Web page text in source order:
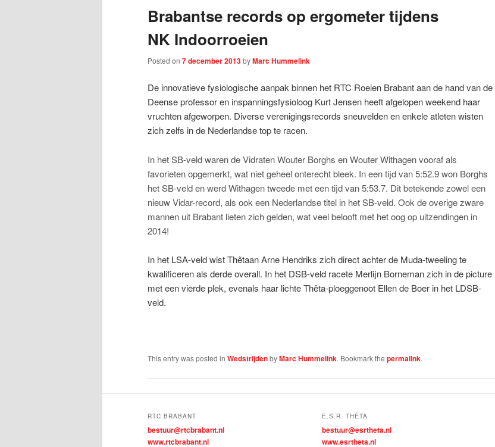
Brabantse records op ergometer tijdens
NK Indoorroeien
Posted on 7 december 2013byMarc Hummelink
De innovatieve fysiologische aanpak binnen het RTC Roeien Brabant aan de hand van de
Deense professor en inspanningsfysioloog Kurt Jensen heeft afgelopen weekend haar
vruchten afgeworpen. Diverse verenigingsrecords sneuvelden en enkele atleten wisten
zich zelfs in de Nederlandse top te racen.
In het SB-veld waren de Vidraten Wouter Borghs en Wouter Withagen vooraf als
favorieten opgemerkt, wat niet geheel onterecht bleek. In een tijd van 5:52.9 won Borghs
het SB-veld en werd Withagen tweede met een tijd van 5:53.7. Dit betekende zowel een
nieuw Vidar-record, als ook een Nederlandse titel in het SB-veld. Ook de overige zware
mannen uit Brabant lieten zich gelden, wat veel belooft met het oog op uitzendingen in
2014!
In het LSA-veld wist Thêtaan Arne Hendriks zich direct achter de Muda-tweeling te
kwalificeren als derde overall. In het DSB-veld racete Merlijn Borneman zich in de picture
met een vierde plek, evenals haar lichte Thêta-ploeggenoot Ellen de Boer in het LDSB-
veld.
This entry was posted in WedstrijdenbyMarc Hummelink. Bookmark the permalink.
RTC BRABANT
bestuur@rtcbrabant.nl
www.rtcbrabant.nl
E.S.R. THÊTA
bestuur@esrtheta.nl
www.esrtheta.nl